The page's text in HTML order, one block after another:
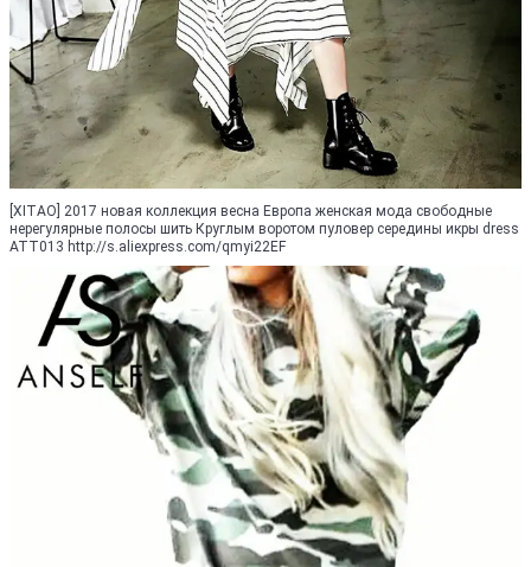
[XITAO] 2017 новая коллекция весна Европа женская мода свободные
нерегулярные полосы шить Круглым воротом пуловер середины икры dress
ATT013 http://s.aliexpress.com/qmyi22EF